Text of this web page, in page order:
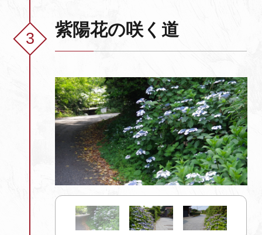
紫陽花の咲く道